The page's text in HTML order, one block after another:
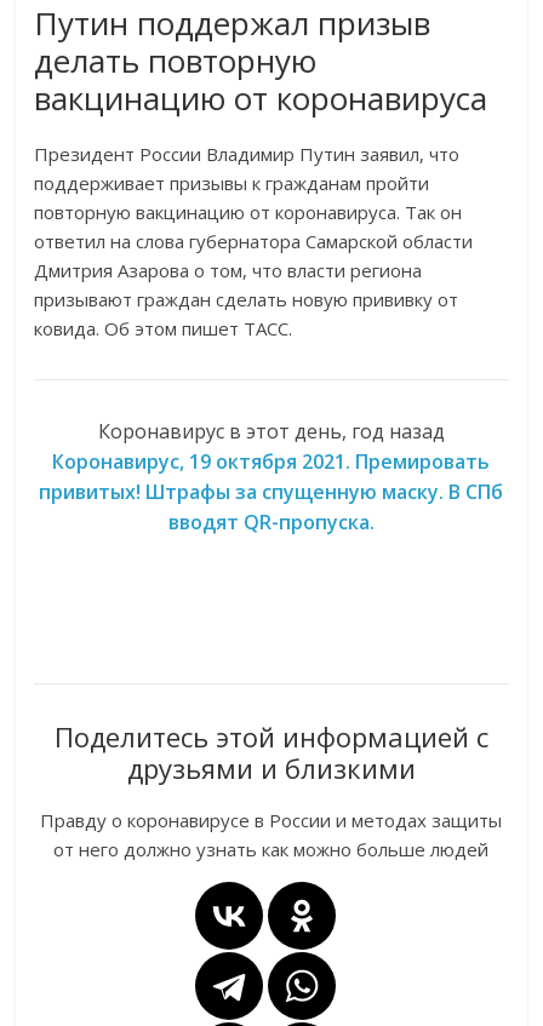
Путин поддержал призыв
делать повторную
вакцинацию от коронавируса
Президент России Владимир Путин заявил, что
поддерживает призывы к гражданам пройти
повторную вакцинацию от коронавируса. Так он
ответил на слова губернатора Самарской области
Дмитрия Азарова о том, что власти региона
призывают граждан сделать новую прививку от
ковида. Об этом пишет ТАСС.
Коронавирус в этот день, год назад
Коронавирус, 19 октября 2021. Премировать
привитых! Штрафы за спущенную маску. В СПб
вводят QR-пропуска.
Поделитесь этой информацией с
друзьями и близкими
Правду о коронавирусе в России и методах защиты
от него должно узнать как можно больше людей